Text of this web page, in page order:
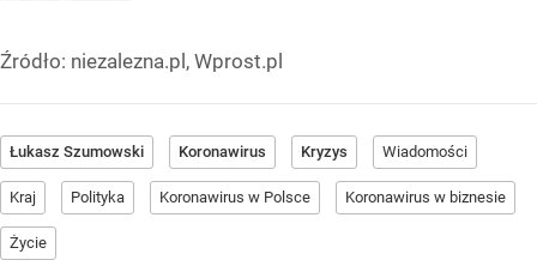
Źródło: niezalezna.pl, Wprost.pl
Łukasz Szumowski Koronawirus Kryzys Wiadomości
Kraj Polityka Koronawirus w Polsce Koronawirus w biznesie
Życie